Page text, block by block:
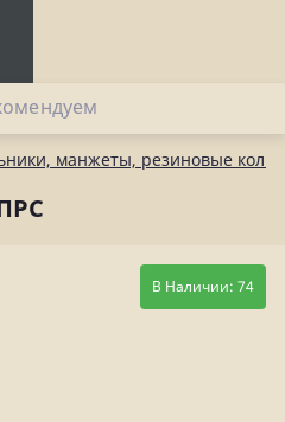
манжеты, резиновые
В Наличии: 74